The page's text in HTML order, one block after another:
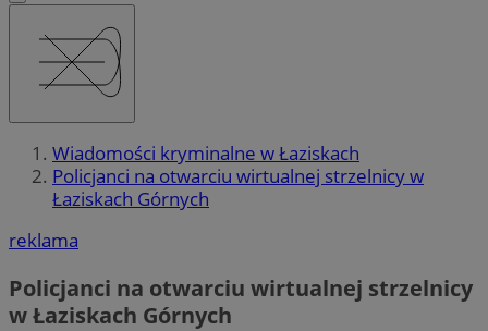
Wiadomości kryminalne w Łaziskach
Policjanci na otwarciu wirtualnej strzelnicy w
Łaziskach Górnych
reklama
Policjanci na otwarciu wirtualnej strzelnicy
w Łaziskach Górnych